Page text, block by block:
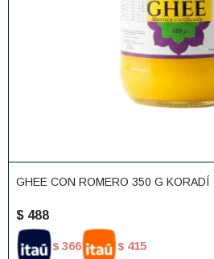
GHEE CON ROMERO 350 G KORADÍ
$ 488
$ 366 $ 415